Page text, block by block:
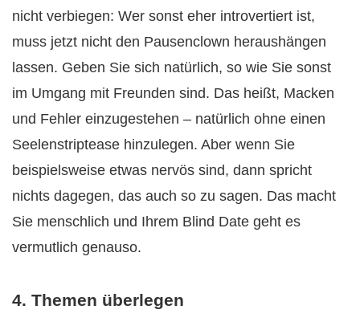
nicht verbiegen: Wer sonst eher introvertiert ist,
muss jetzt nicht den Pausenclown heraushängen
lassen. Geben Sie sich natürlich, so wie Sie sonst
im Umgang mit Freunden sind. Das heißt, Macken
und Fehler einzugestehen – natürlich ohne einen
Seelenstriptease hinzulegen. Aber wenn Sie
beispielsweise etwas nervös sind, dann spricht
nichts dagegen, das auch so zu sagen. Das macht
Sie menschlich und Ihrem Blind Date geht es
vermutlich genauso.
4. Themen überlegen